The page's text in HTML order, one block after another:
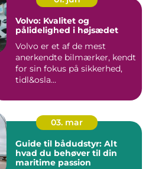
Volvo: Kvalitet og
pålidelighed i højsædet
Volvo er et af de mest
anerkendte bilmærker, kendt
for sin fokus på sikkerhed,
tidl&osla...
03. mar
Guide til bådudstyr: Alt
hvad du behøver til din
maritime passion